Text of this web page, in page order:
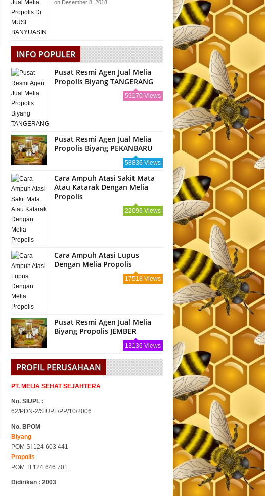
on Desember 8, 2018
INFO POPULER
Pusat Resmi Agen Jual Melia
Propolis Biyang TANGERANG
59170 Views
Pusat Resmi Agen Jual Melia
Propolis Biyang PEKANBARU
58836 Views
Cara Ampuh Atasi Sakit Mata
Atau Katarak Dengan Melia
Propolis
22096 Views
Cara Ampuh Atasi Lupus
Dengan Melia Propolis
17518 Views
Pusat Resmi Agen Jual Melia
Biyang Propolis JEMBER
13136 Views
PROFIL PERUSAHAAN
PT. MELIA SEHAT SEJAHTERA
No. SIUPL :
62/PDN-2/SIUPL/PP/10/2006
No. BPOM
Biyang
POM SI 124 603 441
Propolis
POM TI 124 646 701
Didirikan : 2003